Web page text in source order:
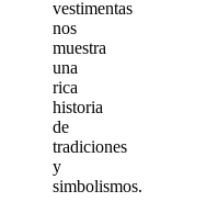
vestimentas
nos
muestra
una
rica
historia
de
tradiciones
y
simbolismos.